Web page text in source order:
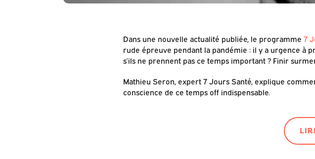
Dans une nouvelle actualité publiée, le programme 7
rude épreuve pendant la pandémie : il y a urgence à
s’ils ne prennent pas ce temps important ? Finir
Mathieu Seron, expert 7 Jours Santé, explique
conscience de ce temps off indispensable.